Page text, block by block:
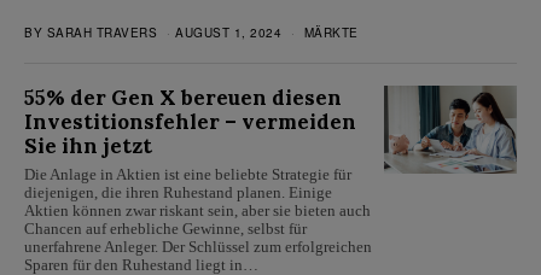
BY SARAH TRAVERS AUGUST 1, 2024 MÄRKTE
55% der Gen X bereuen diesen
Investitionsfehler – vermeiden
Sie ihn jetzt
Die Anlage in Aktien ist eine beliebte Strategie für
diejenigen, die ihren Ruhestand planen. Einige
Aktien können zwar riskant sein, aber sie bieten auch
Chancen auf erhebliche Gewinne, selbst für
unerfahrene Anleger. Der Schlüssel zum erfolgreichen
Sparen für den Ruhestand liegt in…